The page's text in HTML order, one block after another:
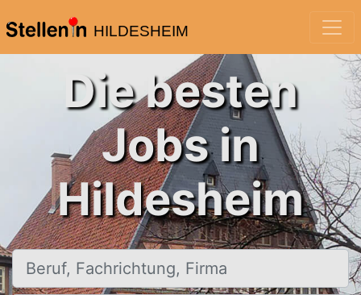
HILDESHEIM
Die besten
Jobs in
Hildesheim
Beruf, Fachrichtung, Firma